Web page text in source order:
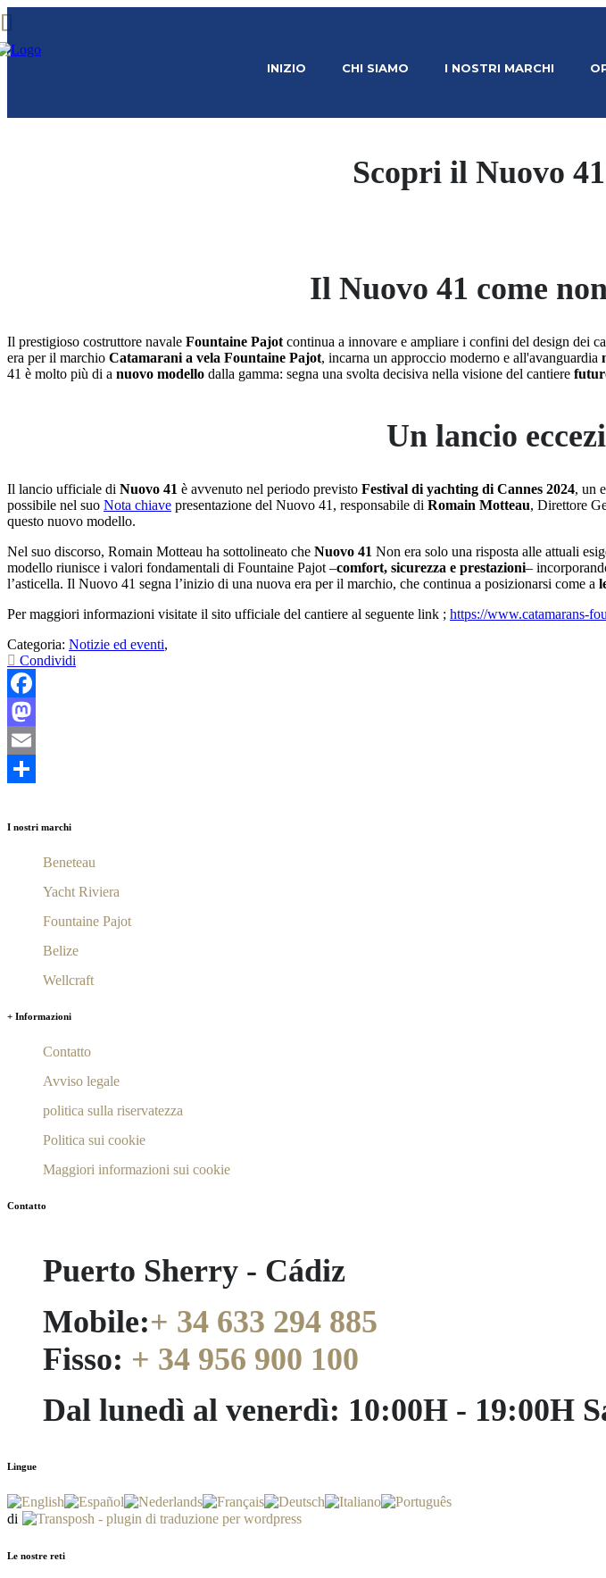
INIZIO CHI SIAMO I NOSTRI MARCHI
Scopri il Nuovo
Il Nuovo 41 come
Il prestigioso costruttore navale Fountaine Pajot continua a innovare e ampliare i confini del design dei
era per il marchio Catamarani a vela Fountaine Pajot, incarna un approccio moderno e all'avanguardia
41 è molto più di a nuovo modello dalla gamma: segna una svolta decisiva nella visione del cantiere
Un lancio
Il lancio ufficiale di Nuovo 41 è avvenuto nel periodo previsto Festival di yachting di Cannes 2024, un
possibile nel suo Nota chiave presentazione del Nuovo 41, responsabile di Romain Motteau, Direttore
questo nuovo modello.
Nel suo discorso, Romain Motteau ha sottolineato che Nuovo 41 Non era solo una risposta alle attuali
modello riunisce i valori fondamentali di Fountaine Pajot –comfort, sicurezza e prestazioni–
l’asticella. Il Nuovo 41 segna l’inizio di una nuova era per il marchio, che continua a posizionarsi come a
Per maggiori informazioni visitate il sito ufficiale del cantiere al seguente link ; https://www.catamarans-
Categoria: Notizie ed eventi,
Condividi
Facebook
Mastodon
Email
I nostri marchi
Beneteau
Yacht Riviera
Fountaine Pajot
Belize
Wellcraft
+ Informazioni
Contatto
Avviso legale
politica sulla riservatezza
Politica sui cookie
Maggiori informazioni sui cookie
Contatto
Puerto Sherry - Cádiz
Mobile:+ 34 633 294 885
Fisso: + 34 956 900 100
Dal lunedì al venerdì: 10:00H - 19:00H
Lingue
di
Le nostre reti